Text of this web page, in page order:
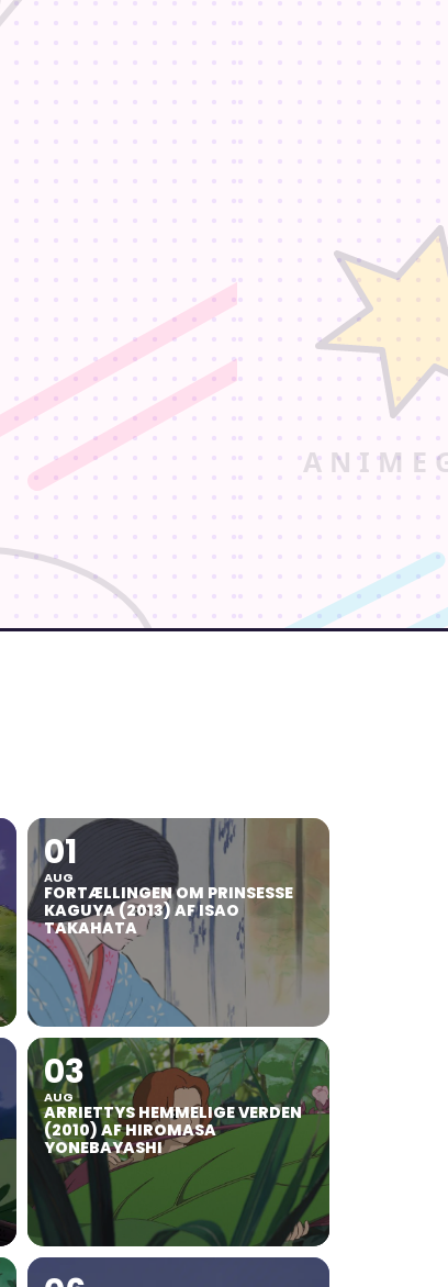
01
AUG
FORTÆLLINGEN OM PRINSESSE
KAGUYA (2013) AF ISAO
TAKAHATA
03
AUG
ARRIETTYS HEMMELIGE VERDEN
(2010) AF HIROMASA
YONEBAYASHI